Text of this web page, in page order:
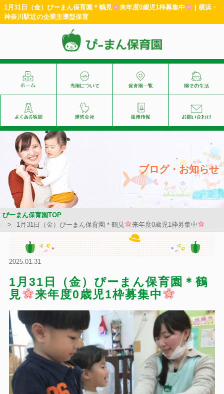
1月31日（金）ぴーまん保育園＊鶴見 来年度0歳児1枠募集中
| 横浜・
神奈川駅近の企業主導型保育
ブログ・お知らせ
ぴーまん保育園TOP
1月31日（金）ぴーまん保育園＊鶴見
来年度0歳児1枠募集中
2025.01.31
1月31日（金）ぴーまん保育園＊鶴
見
来年度0歳児1枠募集中